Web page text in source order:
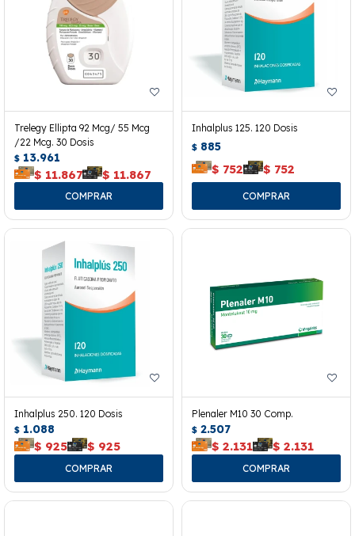
Trelegy Ellipta 92 Mcg/ 55 Mcg
/22 Mcg. 30 Dosis
$ 13.961
$ 11.867 $ 11.867
Inhalplus 125. 120 Dosis
$ 885
$ 752 $ 752
Inhalplus 250. 120 Dosis
$ 1.088
$ 925 $ 925
Plenaler M10 30 Comp.
$ 2.507
$ 2.131 $ 2.131